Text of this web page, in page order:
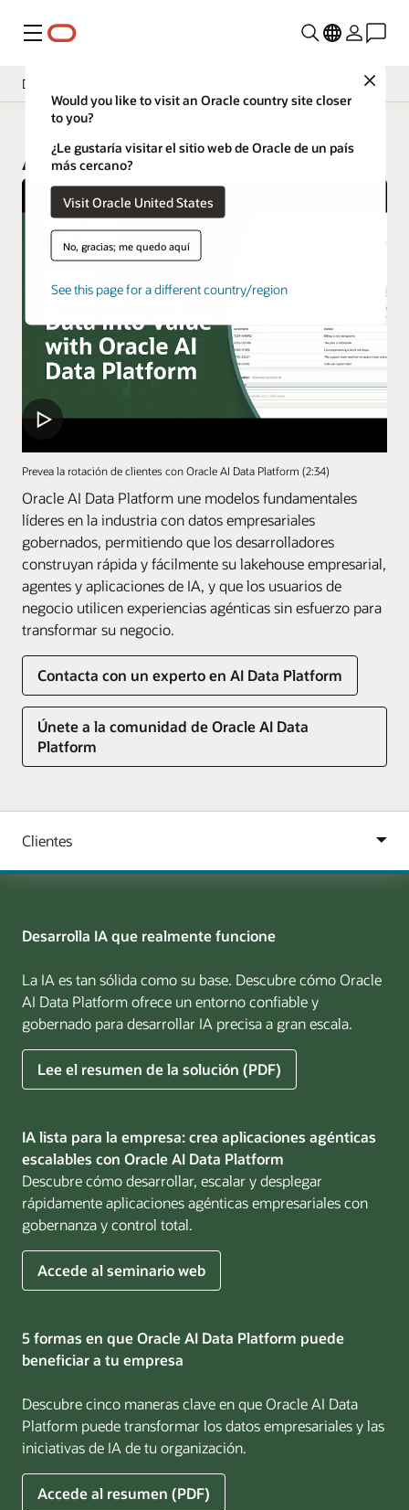
Menú
Close
Would you like to visit an Oracle country site closer
to you?
¿Le gustaría visitar el sitio web de Oracle de un país
más cercano?
Visit Oracle United States
No, gracias; me quedo aquí
See this page for a different country/region
Descripción general
AI Data Platform
Prevea la rotación de clientes con Oracle AI Data Platform (2:34)
Oracle AI Data Platform une modelos fundamentales
líderes en la industria con datos empresariales
gobernados, permitiendo que los desarrolladores
construyan rápida y fácilmente su lakehouse empresarial,
agentes y aplicaciones de IA, y que los usuarios de
negocio utilicen experiencias agénticas sin esfuerzo para
transformar su negocio.
Contacta con un experto en AI Data Platform
Únete a la comunidad de Oracle AI Data
Platform
Desarrolla IA que realmente funcione
La IA es tan sólida como su base. Descubre cómo Oracle
AI Data Platform ofrece un entorno confiable y
gobernado para desarrollar IA precisa a gran escala.
Lee el resumen de la solución (PDF)
sobre
Build
That
Works
for
Business
IA lista para la empresa: crea aplicaciones agénticas
escalables con Oracle AI Data Platform
Descubre cómo desarrollar, escalar y desplegar
rápidamente aplicaciones agénticas empresariales con
gobernanza y control total.
Accede al seminario web
sobre
IA
empresas
5 formas en que Oracle AI Data Platform puede
beneficiar a tu empresa
Descubre cinco maneras clave en que Oracle AI Data
Platform puede transformar los datos empresariales y las
iniciativas de IA de tu organización.
Accede al resumen (PDF)